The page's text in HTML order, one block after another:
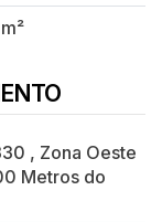
, Zona Oeste
Metros do